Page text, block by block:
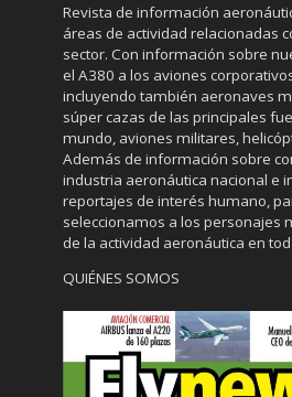
Revista de información
áreas de actividad relacionadas
sector. Con información sobre
el A380 a los aviones
incluyendo también aeronaves
súper cazas de las principales
mundo, aviones militares,
Además de información sobre
industria aeronáutica nacional e
reportajes de interés humano,
seleccionamos a los personajes
de la actividad aeronáutica en
QUIÉNES SOMOS